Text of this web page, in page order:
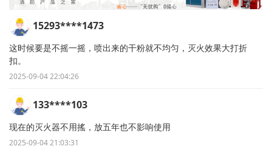
15293****1473
这时候要是不摇一摇，喷出来的干粉就不均匀，灭火效果大打折
扣。
2025-09-04 22:04:26
133****103
现在的灭火器不用搖，放五年也不影响使用
2025-09-04 21:03:31